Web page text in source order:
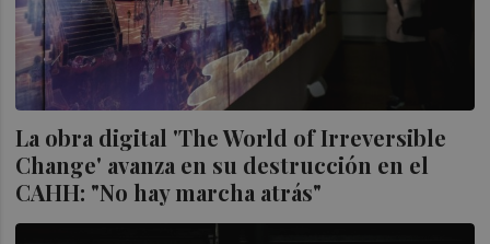
La obra digital 'The World of Irreversible
Change' avanza en su destrucción en el
CAHH: "No hay marcha atrás"